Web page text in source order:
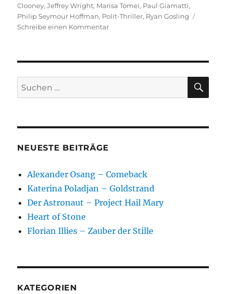
am
Clooney,Jeffrey Wright, Marisa Tomei, Paul Giamatti,
Philip Seymour Hoffman, Polit-Thriller, Ryan Gosling
Schreibe einen Kommentarzu
Suchen
nach:
NEUESTE BEITRÄGE
Alexander Osang – Comeback
Katerina Poladjan – Goldstrand
Der Astronaut – Project Hail Mary
Heart of Stone
Florian Illies – Zauber der Stille
KATEGORIEN